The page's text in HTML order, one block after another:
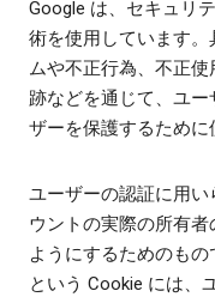
Google は、セキュリ
術を使用しています
ムや不正行為、不正
跡などを通じて、ユ
ザーを保護するために
ユーザーの認証に用
ウントの実際の所有
ようにするためのもの
という Cookie には、